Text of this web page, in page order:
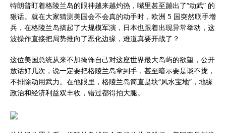
特朗普盯着格陵兰岛的眼神越来越灼热，嘴里甚至蹦出了“动武” 的
狠话。就在大家猜测美国会不会真的动手时，欧洲 5 国突然联手增
兵，在格陵兰岛搞起了大规模军演，日本也跟着出现异常举动，这
波操作直接把局势推向了恶化边缘，难道真要开战了？
这位美国总统从来不加掩饰自己对这座世界最大岛屿的欲望，公开
放话好几次，说一定要把格陵兰岛拿到手，甚至暗示要是谈不拢，
不排除动用武力。在他眼里，格陵兰岛简直是块“风水宝地”，地缘
政治和经济利益双丰收，错过都得拍大腿。